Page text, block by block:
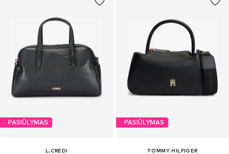
PASIŪLYMAS
L.CREDI
PASIŪLYMAS
TOMMY HILFIGER